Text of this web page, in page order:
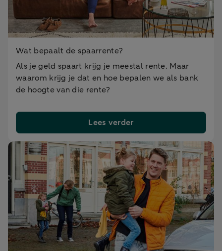
Wat bepaalt de spaarrente?
Als je geld spaart krijg je meestal rente. Maar
waarom krijg je dat en hoe bepalen we als bank
de hoogte van die rente?
Lees verder